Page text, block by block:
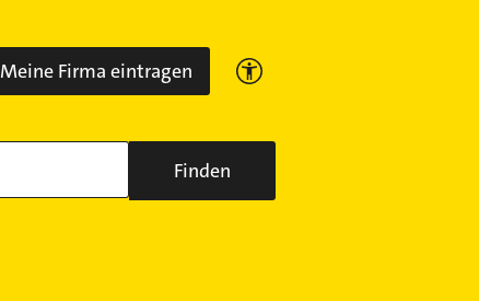
Meine Firma eintragen
Finden